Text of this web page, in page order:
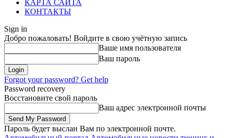
КАРТА САЙТА
КОНТАКТЫ
Sign in
Добро пожаловать! Войдите в свою учётную запись
Ваше имя пользователя
Ваш пароль
Forgot your password? Get help
Password recovery
Восстановите свой пароль
Ваш адрес электронной почты
Пароль будет выслан Вам по электронной почте.